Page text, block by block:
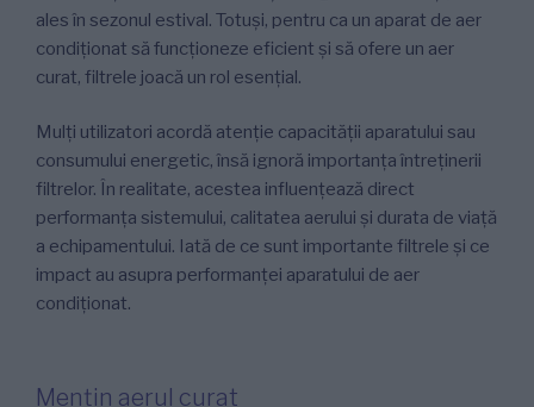
ales în sezonul estival. Totuși, pentru ca un aparat de aer
condiționat să funcționeze eficient și să ofere un aer
curat, filtrele joacă un rol esențial.
Mulți utilizatori acordă atenție capacității aparatului sau
consumului energetic, însă ignoră importanța întreținerii
filtrelor. În realitate, acestea influențează direct
performanța sistemului, calitatea aerului și durata de viață
a echipamentului. Iată de ce sunt importante filtrele și ce
impact au asupra performanței aparatului de aer
condiționat.
Mențin aerul curat